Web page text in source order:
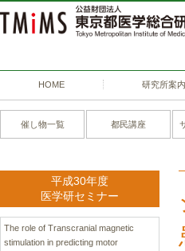
HOME 研究所案内
催し物一覧 都民講座
平成30年度
医学研セミナー
The role of Transcranial magnetic
stimulation in predicting motor